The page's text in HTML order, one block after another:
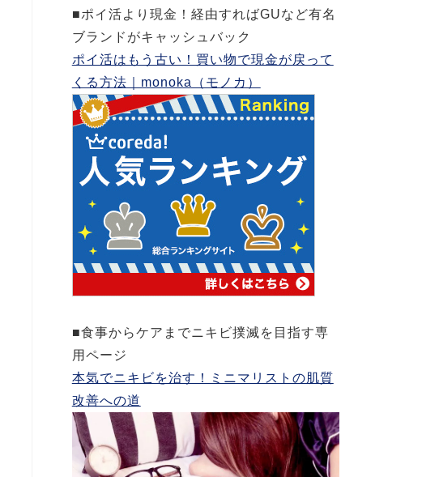
■ポイ活より現金！経由すればGUなど有名
ブランドがキャッシュバック
ポイ活はもう古い！買い物で現金が戻って
くる方法｜monoka（モノカ）
■食事からケアまでニキビ撲滅を目指す専
用ページ
本気でニキビを治す！ミニマリストの肌質
改善への道